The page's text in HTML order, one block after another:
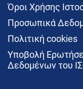
Όροι Χρήσης
Προσωπικά
Πολιτική cookies
Υποβολή
Δεδομένων του